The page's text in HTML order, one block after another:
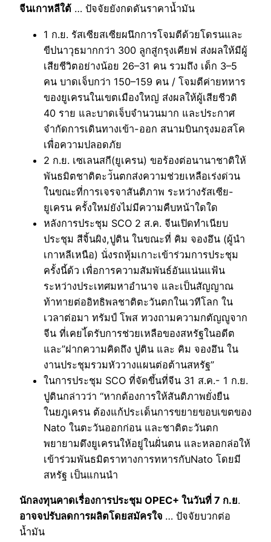
จีนเกาหลีใต้ … ปัจจัยยังกดดันราคาน้ำมัน
1 ก.ย. รัสเซียสเซียผนึกการโจมตีด้วยโดรนและ
ขีปนาวุธมากกว่า 300 ลูกสู่กรุงเคียฟ ส่งผลให้มีผู้
เสียชีวิตอย่างน้อย 26–31 คน รวมถึง เด็ก 3–5
คน บาดเจ็บกว่า 150–159 คน / โจมตีค่ายทหาร
ของยูเครนในเขตเมืองใหญ่ ส่งผลให้ผู้เสียชีวติ
40 ราย และบาดเจ็บจำนวนมาก และประกาศ
จำกัดการเดินทางเข้า-ออก สนามบินกรุงมอสโค
เพื่อความปลอดภัย
2 ก.ย. เซเลนสกี(ยูเครน) ขอร้องต่อนานาชาติให้
พันธมิตชาติตะว่ันตกส่งความช่วยเหลือเร่งด่วน
ในขณะที่การเจรจาสันติภาพ ระหว่างรัสเซีย-
ยูเครน ครั้งใหม่ยังไม่มีความคืบหน้าใดใด
หลังการประชุม SCO 2 ส.ค. จีนเปิดทำเนียบ
ประชุม สีจิ้นผิง,ปูติน ในขณะที่ คิม จองอึน (ผู้นำ
เกาหลีเหนือ) นั่งรถหุ้มเกาะเข้าร่วมการประชุม
ครั้งนี้ด้ว เพื่อการความสัมพันธ์อันแน่นแฟ้น
ระหว่างประเทศมหาอำนาจ และเป็นสัญญาณ
ท้าทายต่ออิทธิพลชาติตะวันตกในเวทีโลก ใน
เวลาต่อมา ทรัมป์ โพส ทวงถามความกตัญญูจาก
จีน ที่เคยไ้ดรับการช่วยเหลือของสหรัฐในอดีต
และ”ฝากความคิดถึง ปูติน และ คิม จองอึน ใน
งานประชุมรวมหัววางแผนต่อต้านสหรัฐ”
ในการประชุม SCO ที่จัดขึ้นที่จีน 31 ส.ค.- 1 ก.ย.
ปูตินกล่าวว่า “หากต้องการให้สันติภาพยั่งยืน
ในยฦูเครน ต้องแก้ประเด็นการขยายขอบเขตของ
Nato ในตะวันออกก่อน และชาติตะวันตก
พยายามดึงยูเครนให้อยู่ในฝั่นตน และหลอกล่อให้
เข้าร่วมพันธมิตราทางการทหารกับNato โดยมี
สหรัฐ เป็นแกนนำ
นักลงทุนคาดเรื่องการประชุม OPEC+ ในวันที่ 7 ก.ย.
อาจจปรับลดการผลิตโดยสมัครใจ … ปัจจัยบวกต่อ
น้ำมัน